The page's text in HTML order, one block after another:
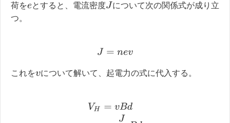
荷をeとすると、電流密度J について次の関係式が成り立
つ。
J=nev
これをvについて解いて、起電力の式に代入する。
VH= vB d=Jne